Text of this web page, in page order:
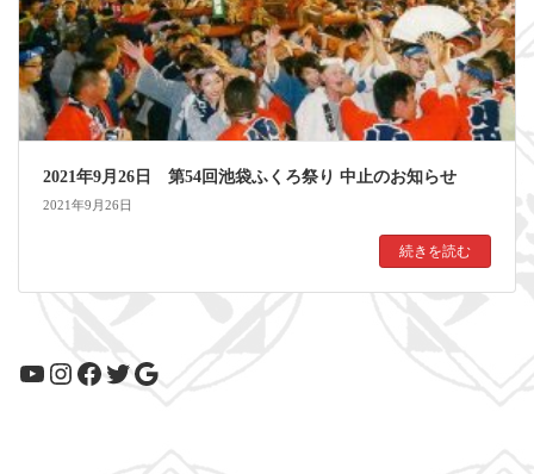
2021年9月26日 第54回池袋ふくろ祭り 中止のお知らせ
2021年9月26日
続きを読む
YouTube
Instagram
Facebook
Twitter
Google